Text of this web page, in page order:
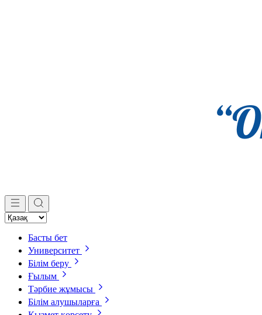
Басты бет
Университет
Білім беру
Ғылым
Тәрбие жұмысы
Білім алушыларға